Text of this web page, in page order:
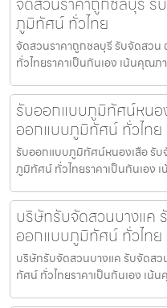
ภูมิทัศน์ ทั่วไทย
จัดสวนราคาถูกชลบุรี รับจัดสว
ทั่วไทยราคาเป็นกันเอง เน้นคุณ
รับออกแบบภูมิทัศน์หนอ
ออกแบบภูมิทัศน์ ทั่วไทย
รับออกแบบภูมิทัศน์หนองเสือ รั
ภูมิทัศน์ ทั่วไทยราคาเป็นกันเอง
บริษัทรับจัดสวนบางแค
ออกแบบภูมิทัศน์ ทั่วไทย
บริษัทรับจัดสวนบางแค รับจัดส
ทัศน์ ทั่วไทยราคาเป็นกันเอง เน้